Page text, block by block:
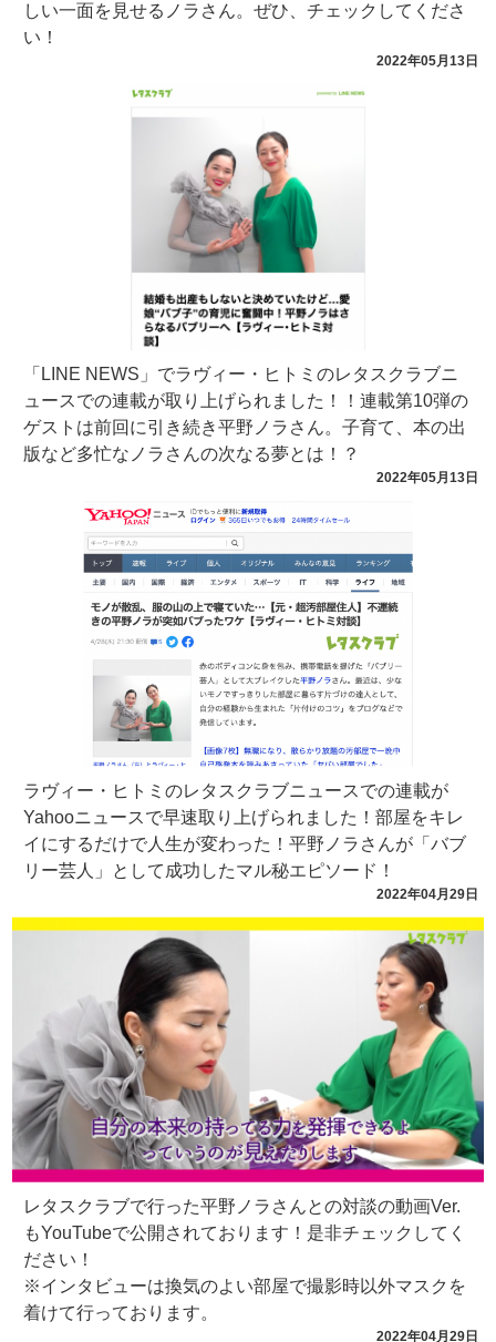
2022年05月13日
しい一面を見せるノラさん。ぜひ、チェックしてくださ
い！
2022年05月13日
「LINE NEWS」でラヴィー・ヒトミのレタスクラブニ
ュースでの連載が取り上げられました！！連載第10弾の
ゲストは前回に引き続き平野ノラさん。子育て、本の出
版など多忙なノラさんの次なる夢とは！？
2022年04月29日
ラヴィー・ヒトミのレタスクラブニュースでの連載が
Yahooニュースで早速取り上げられました！部屋をキレ
イにするだけで人生が変わった！平野ノラさんが「バブ
リー芸人」として成功したマル秘エピソード！
2022年04月29日
レタスクラブで行った平野ノラさんとの対談の動画Ver.
もYouTubeで公開されております！是非チェックしてく
ださい！
※インタビューは換気のよい部屋で撮影時以外マスクを
着けて行っております。